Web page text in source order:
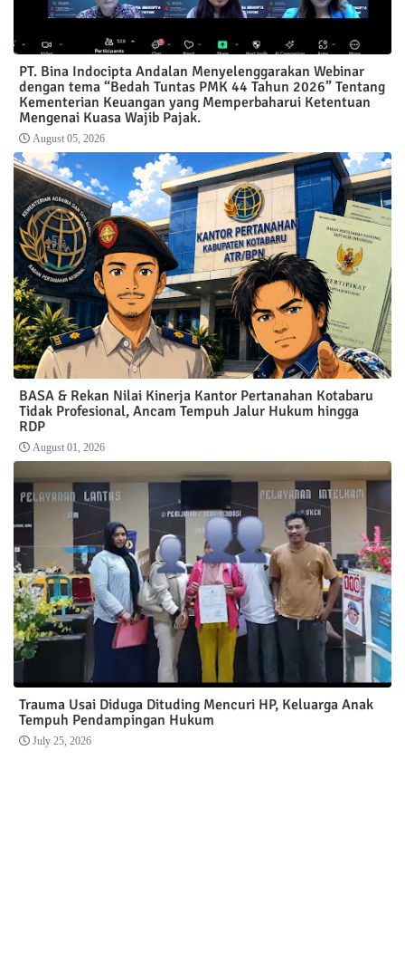
PT. Bina Indocipta Andalan Menyelenggarakan Webinar
dengan tema “Bedah Tuntas PMK 44 Tahun 2026” Tentang
Kementerian Keuangan yang Memperbaharui Ketentuan
Mengenai Kuasa Wajib Pajak.
August 05, 2026
BASA & Rekan Nilai Kinerja Kantor Pertanahan Kotabaru
Tidak Profesional, Ancam Tempuh Jalur Hukum hingga
RDP
August 01, 2026
Trauma Usai Diduga Dituding Mencuri HP, Keluarga Anak
Tempuh Pendampingan Hukum
July 25, 2026